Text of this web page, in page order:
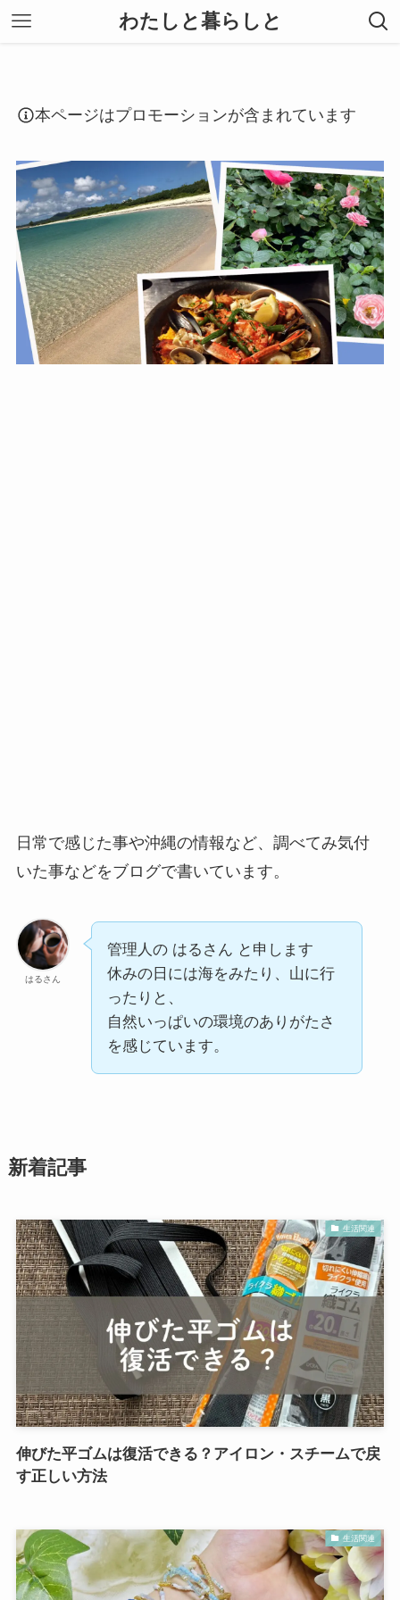
わたしと暮らしと
本ページはプロモーションが含まれています
日常で感じた事や沖縄の情報など、調べてみ気付
いた事などをブログで書いています。
はるさん
管理人の はるさん と申します
休みの日には海をみたり、山に行
ったりと、
自然いっぱいの環境のありがたさ
を感じています。
新着記事
生活関連
伸びた平ゴムは復活できる？アイロン・スチームで戻
す正しい方法
生活関連